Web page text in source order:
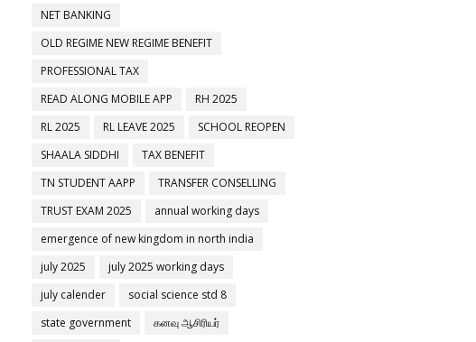
NET BANKING
OLD REGIME NEW REGIME BENEFIT
PROFESSIONAL TAX
READ ALONG MOBILE APP
RH 2025
RL 2025
RL LEAVE 2025
SCHOOL REOPEN
SHAALA SIDDHI
TAX BENEFIT
TN STUDENT AAPP
TRANSFER CONSELLING
TRUST EXAM 2025
annual working days
emergence of new kingdom in north india
july 2025
july 2025 working days
july calender
social science std 8
state government
கனவு ஆசிரியர்